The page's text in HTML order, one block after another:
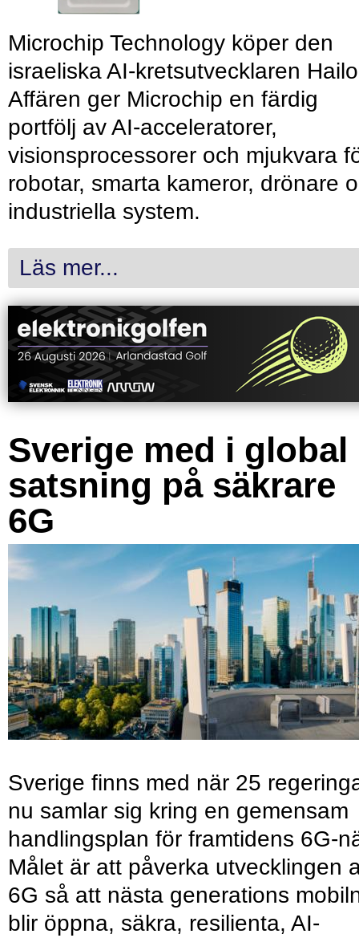
Microchip Technology köper den
israeliska AI-kretsutvecklaren
Affären ger Microchip en färdig
portfölj av AI-acceleratorer,
visionsprocessorer och mjukvara
robotar, smarta kameror, drönare
industriella system.
Läs mer...
Sverige med i global
satsning på säkrare
6G
Sverige finns med när 25
nu samlar sig kring en gemensam
handlingsplan för framtidens 6G-
Målet är att påverka utvecklingen
6G så att nästa generations
blir öppna, säkra, resilienta, AI-